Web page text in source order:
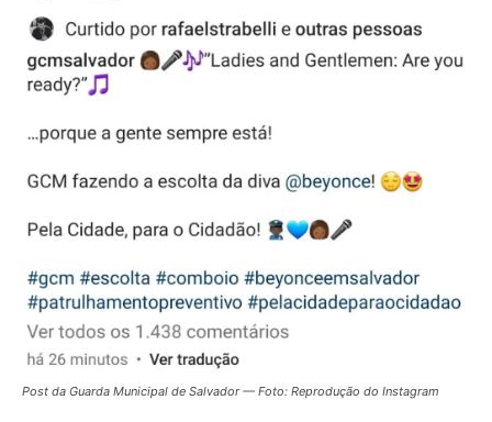
Post da Guarda Municipal de Salvador — Foto: Reprodução do Instagram